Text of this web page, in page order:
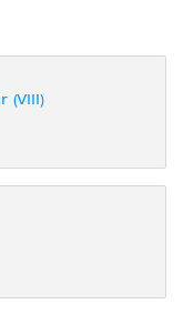
(VIII)